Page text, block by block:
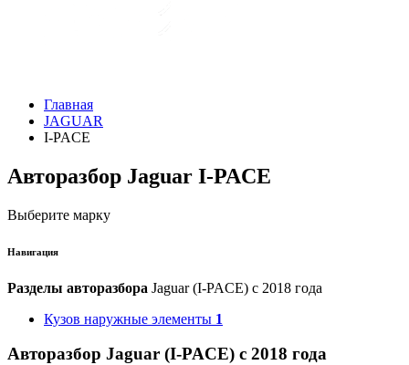
Главная
JAGUAR
I-PACE
Авторазбор Jaguar I-PACE
Выберите марку
Навигация
Разделы авторазбора Jaguar (I-PACE) с 2018 года
Кузов наружные элементы 1
Авторазбор Jaguar (I-PACE) с 2018 года